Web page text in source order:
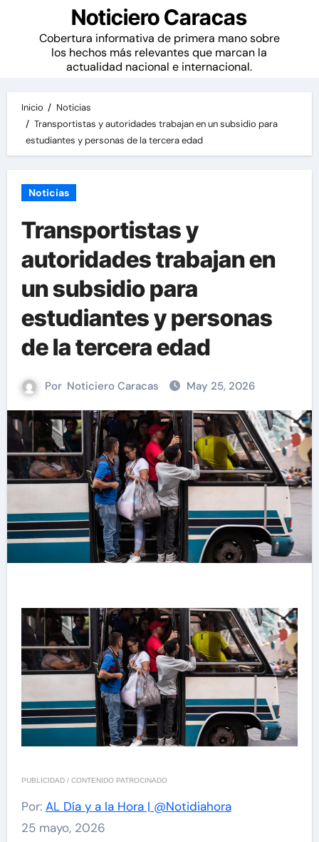
Noticiero Caracas
Cobertura informativa de primera mano sobre
los hechos más relevantes que marcan la
actualidad nacional e internacional.
Inicio
Noticias
Transportistas y autoridades trabajan en un subsidio para
estudiantes y personas de la tercera edad
Noticias
Transportistas y
autoridades trabajan en
un subsidio para
estudiantes y personas
de la tercera edad
Por Noticiero Caracas May 25, 2026
PUBLICIDAD / CONTENIDO PATROCINADO
Por: AL Día y a la Hora | @Notidiahora
25 mayo, 2026